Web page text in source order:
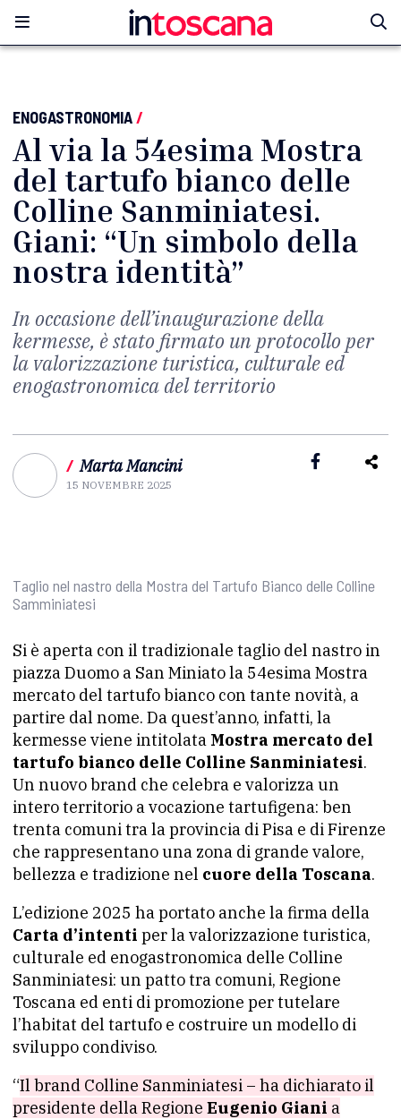
ENOGASTRONOMIA/
Al via la 54esima Mostra
del tartufo bianco delle
Colline Sanminiatesi.
Giani: “Un simbolo della
nostra identità”
In occasione dell’inaugurazione della
kermesse, è stato firmato un protocollo per
la valorizzazione turistica, culturale ed
enogastronomica del territorio
/ Marta Mancini
15 NOVEMBRE 2025
Taglio nel nastro della Mostra del Tartufo Bianco delle Colline
Samminiatesi
Si è aperta con il tradizionale taglio del nastro in
piazza Duomo a San Miniato la 54esima Mostra
mercato del tartufo bianco con tante novità, a
partire dal nome. Da quest’anno, infatti, la
kermesse viene intitolata Mostra mercato del
tartufo bianco delle Colline Sanminiatesi.
Un nuovo brand che celebra e valorizza un
intero territorio a vocazione tartufigena: ben
trenta comuni tra la provincia di Pisa e di Firenze
che rappresentano una zona di grande valore,
bellezza e tradizione nel cuore della Toscana.
L’edizione 2025 ha portato anche la firma della
Carta d’intenti per la valorizzazione turistica,
culturale ed enogastronomica delle Colline
Sanminiatesi: un patto tra comuni, Regione
Toscana ed enti di promozione per tutelare
l’habitat del tartufo e costruire un modello di
sviluppo condiviso.
“Il brand Colline Sanminiatesi – ha dichiarato il
presidente della Regione Eugenio Giani a